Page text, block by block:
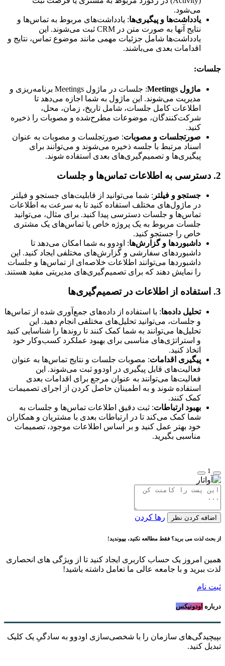
می‌شود.
یادداشت‌ها و پیگیری‌ها: یادداشت‌های مربوط به تماس‌ها و
نتایج آنها به صورت متن در CRM ثبت می‌شوند. این
یادداشت‌ها شامل جزئیات مهمی مانند موضوع تماس، نتایج و
اقدامات بعدی می‌باشند.
جلسات:
ماژول Meetings
: جلسات در ماژول Meetings برنامه‌ریزی و
مدیریت می‌شوند. این ماژول به شما اجازه می‌دهد تا
اطلاعات کامل جلسات، شامل تاریخ، زمان، محل،
شرکت‌کنندگان، موضوعات مطرح‌شده و مصوبات را ذخیره
کنید.
صورتجلسات و مصوبات: صورتجلسات و مصوبات به عنوان
اسناد مرتبط با جلسه ذخیره می‌شوند و می‌توانند برای
پیگیری‌ها و تصمیم‌گیری‌های بعدی استفاده شوند.
2. دسترسی به اطلاعات تماس‌ها و جلسات
جستجو و فیلتر : شما می‌توانید از قابلیت‌های جستجو و فیلتر
در ماژول‌های مختلف استفاده کنید تا به سرعت به اطلاعات
تماس‌ها و جلسات دسترسی پیدا کنید. برای مثال، می‌توانید
جلسات مربوط به یک پروژه خاص یا تماس‌های یک مشتری
خاص را جستجو کنید.
داشبوردها و گزارش‌ها: اودوو به شما امکان می‌دهد تا
داشبوردهای سفارشی و گزارش‌های مختلفی ایجاد کنید. این
داشبوردها می‌توانند اطلاعات خلاصه‌ای از تماس‌ها و جلسات
را نمایش دهند که برای تصمیم‌گیری‌های مدیریتی مفید هستند.
3. استفاده از اطلاعات در تصمیم‌گیری‌ها
تحلیل داده‌ها: با استفاده از داده‌های جمع‌آوری شده از تماس‌ها
و جلسات، می‌توانید تحلیل‌های مختلفی انجام دهید. این
تحلیل‌ها می‌توانند به شما کمک کنند تا روندها را شناسایی کنید
و استراتژی‌های مناسبی برای بهبود عملکرد کسب‌وکار خود
اتخاذ کنید.
پیگیری اقدامات: مصوبات جلسات و نتایج تماس‌ها به عنوان
فعالیت‌های قابل پیگیری در اودوو ثبت می‌شوند. این
فعالیت‌ها می‌توانند به عنوان مرجع برای اقدامات بعدی
استفاده شوند و به اطمینان حاصل کردن از اجرای تصمیمات
کمک کنند.
بهبود ارتباطات: ثبت دقیق اطلاعات تماس‌ها و جلسات به
شما کمک می‌کند تا در ارتباطات بعدی با مشتریان و همکاران
خود بهتر عمل کنید و بر اساس اطلاعات موجود، تصمیمات
مناسبی بگیرید.
1
اضافه کردن نظر رها کردن
از بحث لذت می برید؟ فقط مطالعه نکنید، بپیوندید!
همین امروز یک حساب کاربری ایجاد کنید تا از ویژگی های انحصاری
لذت ببرید و با جامعه عالی ما تعامل داشته باشید!
ثبت نام
درباره اودونیکس
بپیچیدگی‌های سازمان را با شخصی‌سازی اودوو به سادگیِ یک کلیک
تبدیل کنید.